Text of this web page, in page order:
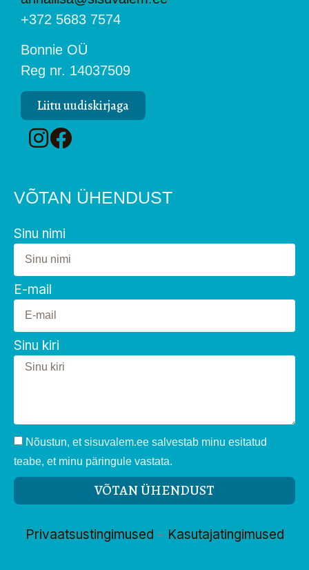
+372 5683 7574
Bonnie OÜ
Reg nr. 14037509
Liitu uudiskirjaga
VÕTAN ÜHENDUST
Sinu nimi
E-mail
Sinu kiri
Nõustun, et sisuvalem.ee salvestab minu esitatud
teabe, et minu päringule vastata.
VÕTAN ÜHENDUST
Privaatsustingimused – Kasutajatingimused